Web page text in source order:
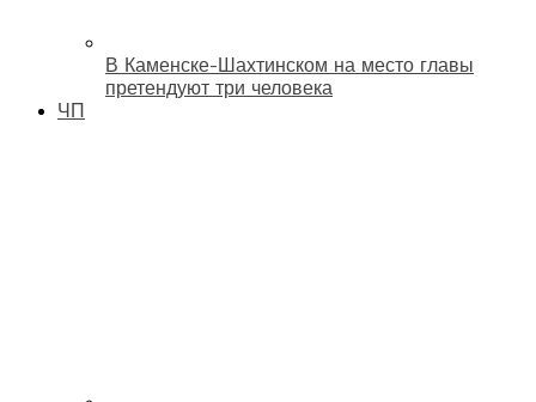
В Каменске-Шахтинском на место главы
претендуют три человека
ЧП